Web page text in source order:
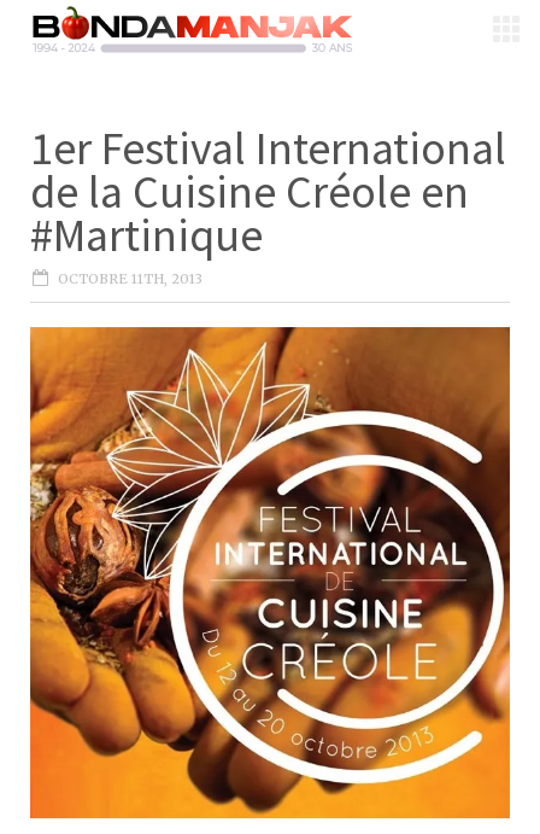
1er Festival International
de la Cuisine Créole en
#Martinique
OCTOBRE 11TH, 2013